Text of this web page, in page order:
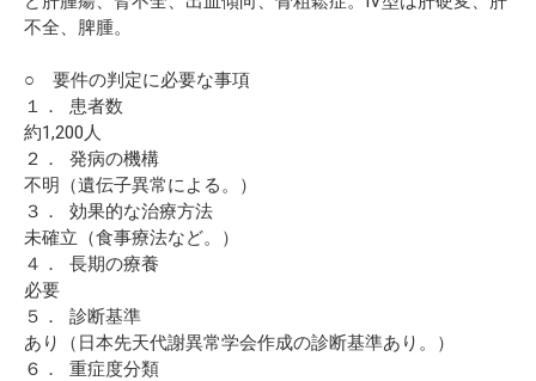
不全、脾腫。
○ 要件の判定に必要な事項
１． 患者数
約1,200人
２． 発病の機構
不明（遺伝子異常による。）
３． 効果的な治療方法
未確立（食事療法など。）
４． 長期の療養
必要
５． 診断基準
あり（日本先天代謝異常学会作成の診断基準あり。）
６． 重症度分類